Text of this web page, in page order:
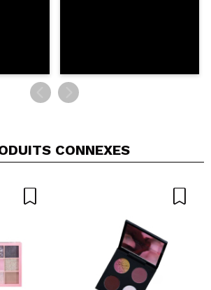
CONNEXES